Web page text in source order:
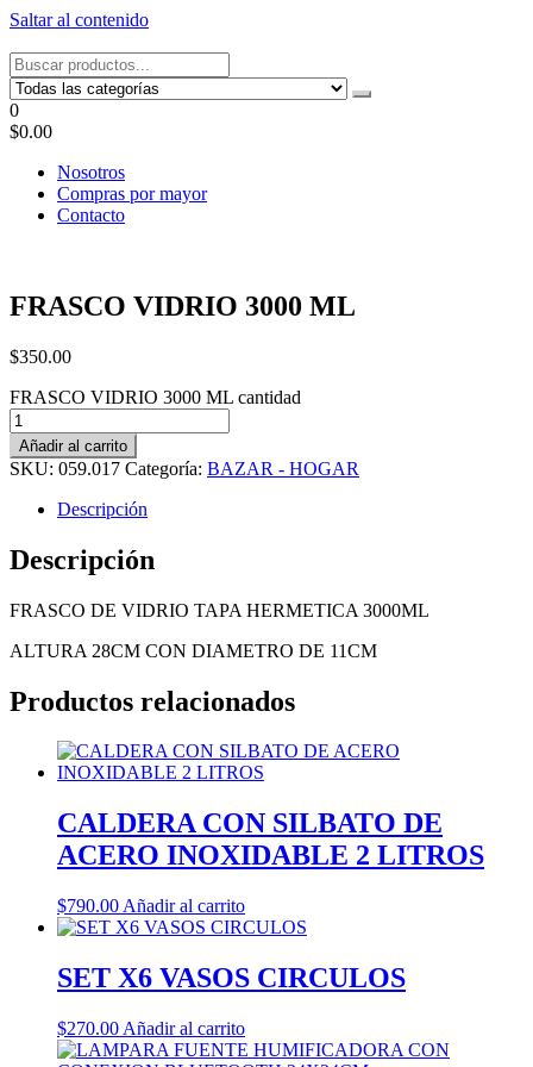
Saltar al contenido
Tel: 22087679 – Cel: 097 822122 – Joaquín Requena 2459
0
$0.00
Nosotros
Compras por mayor
Contacto
FRASCO VIDRIO 3000 ML
$350.00
FRASCO VIDRIO 3000 ML cantidad
Añadir al carrito
SKU: 059.017 Categoría: BAZAR - HOGAR
Descripción
Descripción
FRASCO DE VIDRIO TAPA HERMETICA 3000ML
ALTURA 28CM CON DIAMETRO DE 11CM
Productos relacionados
CALDERA CON SILBATO DE
ACERO INOXIDABLE 2 LITROS
$790.00 Añadir al carrito
SET X6 VASOS CIRCULOS
$270.00 Añadir al carrito